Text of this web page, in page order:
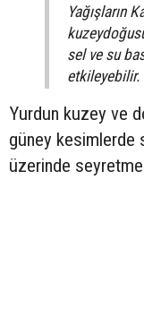
Yağışların
sel ve su
etkileyebilir.
Yurdun kuzey ve
güney kesimlerde
üzerinde